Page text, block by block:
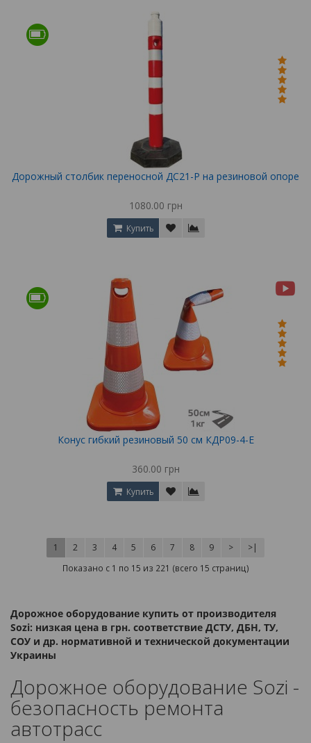
Дорожный столбик переносной ДС21-Р на резиновой опоре
1080.00 грн
Купить
Конус гибкий резиновый 50 см КДР09-4-Е
360.00 грн
Купить
1 2 3 4 5 6 7 8 9 > >|
Показано с 1 по 15 из 221 (всего 15 страниц)
Дорожное оборудование купить от производителя
Sozi: низкая цена в грн. соответствие ДСТУ, ДБН, ТУ,
СОУ и др. нормативной и технической документации
Украины
Дорожное оборудование Sozi -
безопасность ремонта
автотрасс